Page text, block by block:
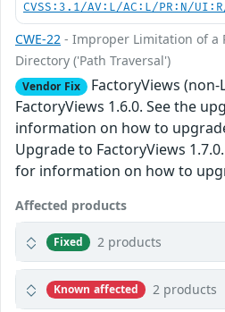
CVSS:3.1/AV:L/AC:L/PR:N/
CWE-22 - Improper Limitation of a
Directory ('Path Traversal')
Vendor Fix FactoryViews (non-
FactoryViews 1.6.0. See the
information on how to
Upgrade to FactoryViews
for information on how to
Affected products
Fixed 2 products
Known affected 2 products